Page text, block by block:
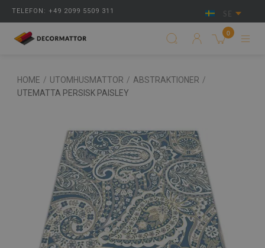
TELEFON: +49 2099 5509 311 SE
0
HOME / UTOMHUSMATTOR / ABSTRAKTIONER /
UTEMATTA PERSISK PAISLEY